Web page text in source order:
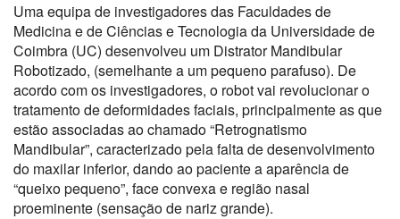
Uma equipa de investigadores das Faculdades de
Medicina e de Ciências e Tecnologia da Universidade de
Coimbra (UC) desenvolveu um Distrator Mandibular
Robotizado, (semelhante a um pequeno parafuso). De
acordo com os investigadores, o robot vai revolucionar o
tratamento de deformidades faciais, principalmente as que
estão associadas ao chamado “Retrognatismo
Mandibular”, caracterizado pela falta de desenvolvimento
do maxilar inferior, dando ao paciente a aparência de
“queixo pequeno”, face convexa e região nasal
proeminente (sensação de nariz grande).